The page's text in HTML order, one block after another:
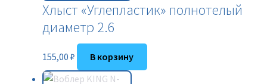
Хлыст «Углепластик» полнотелый
диаметр 2.6
155,00 ₽ В корзину